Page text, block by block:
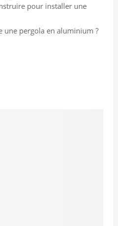
pour installer une
une pergola en aluminium ?